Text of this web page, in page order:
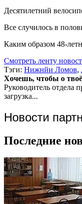
Десятилетний
Все случилось в
Каким образом 48-
Смотреть ленту
Тэги: Нижнйи Ломов,
Хочешь, чтобы о
Руководитель отдела
загрузка...
Новости
Последние